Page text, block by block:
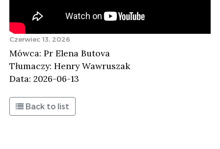
Czerwiec 13, 2026
Mówca: Pr Elena Butova
Tłumaczy: Henry Wawruszak
Data: 2026-06-13
Back to list